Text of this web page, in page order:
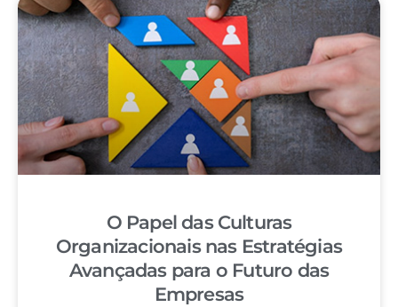
O Papel das Culturas
Organizacionais nas Estratégias
Avançadas para o Futuro das
Empresas